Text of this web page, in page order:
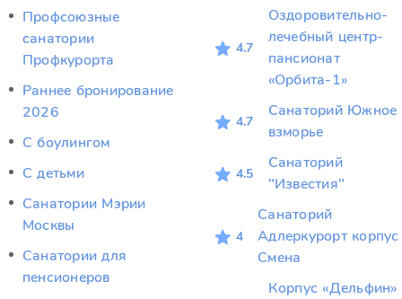
Профсоюзные
санатории
Профкурорта
Раннее бронирование
2026
С боулингом
С детьми
Санатории Мэрии
Москвы
Санатории для
пенсионеров
4.7
Оздоровительно-
лечебный центр-
пансионат
«Орбита-1»
4.7
Санаторий Южное
взморье
4.5
Санаторий
"Известия"
4
Санаторий
Адлеркурорт корпус
Смена
Корпус «Дельфин»